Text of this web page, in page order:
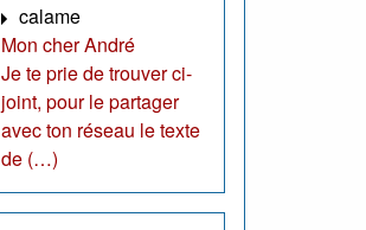
calame
Mon cher André
Je te prie de trouver ci-
joint, pour le partager
avec ton réseau le texte
de (…)